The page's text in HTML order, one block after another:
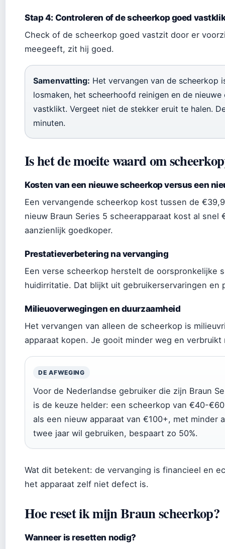
Stap 4: Controleren of de scheerkop goed
Check of de scheerkop goed vastzit door er
meegeeft, zit hij goed.
Samenvatting: Het vervangen van de scheerkop
losmaken, het scheerhoofd reinigen en de
vastklikt. Vergeet niet de stekker eruit te halen.
minuten.
Is het de moeite waard om
Kosten van een nieuwe scheerkop versus een
Een vervangende scheerkop kost tussen de
nieuw Braun Series 5 scheerapparaat kost al snel
aanzienlijk goedkoper.
Prestatieverbetering na vervanging
Een verse scheerkop herstelt de oorspronkelijke
huidirritatie. Dat blijkt uit gebruikerservaringen en
Milieuoverwegingen en duurzaamheid
Het vervangen van alleen de scheerkop is
apparaat kopen. Je gooit minder weg en
DE AFWEGING
Voor de Nederlandse gebruiker die zijn Braun
is de keuze helder: een scheerkop van €40-
als een nieuw apparaat van €100+, met minder
twee jaar wil gebruiken, bespaart zo 50%.
Wat dit betekent: de vervanging is financieel en
het apparaat zelf niet defect is.
Hoe reset ik mijn Braun scheerkop?
Wanneer is resetten nodig?